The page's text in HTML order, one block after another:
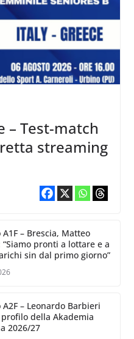
– Test-match
streaming
A1F – Brescia, Matteo
pronti a lottare e a
sin dal primo giorno”
A2F – Leonardo Barbieri
della Akademia
2026/27